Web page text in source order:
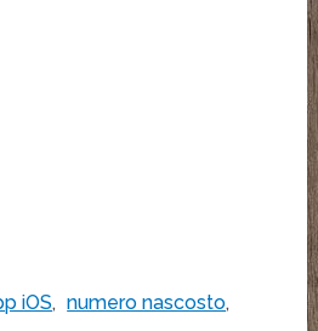
iOS, numero nascosto,